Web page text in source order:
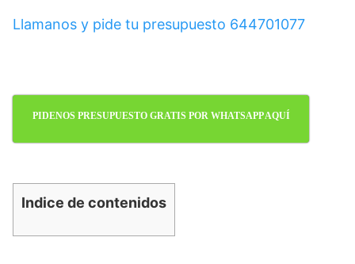
Llamanos y pide tu presupuesto 644701077
PIDENOS PRESUPUESTO GRATIS POR WHATSAPP AQUÍ
Indice de contenidos